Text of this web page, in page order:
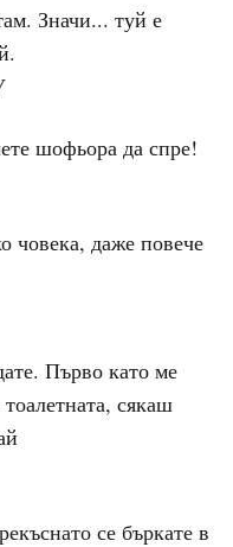
Значи... туй е
шофьора да спре!
човека, даже повече
Първо като ме
сякаш
се бъркате в